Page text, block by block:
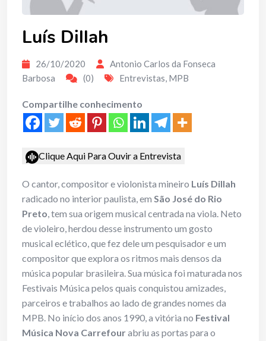
Luís Dillah
26/10/2020
Antonio Carlos da Fonseca
Barbosa
(0) Entrevistas, MPB
Compartilhe conhecimento
Clique Aqui Para Ouvir a Entrevista
O cantor, compositor e violonista mineiro Luís Dillah
radicado no interior paulista, em São José do Rio
Preto, tem sua origem musical centrada na viola. Neto
de violeiro, herdou desse instrumento um gosto
musical eclético, que fez dele um pesquisador e um
compositor que explora os ritmos mais densos da
música popular brasileira. Sua música foi maturada nos
Festivais Música pelos quais conquistou amizades,
parceiros e trabalhos ao lado de grandes nomes da
MPB. No início dos anos 1990, a vitória no Festival
Música Nova Carrefourabriu as portas para o